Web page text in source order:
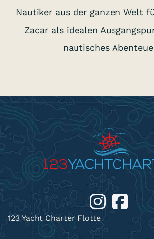
Nautiker aus der ganzen Welt
Zadar als idealen
nautisches
123 Yacht Charter Flotte